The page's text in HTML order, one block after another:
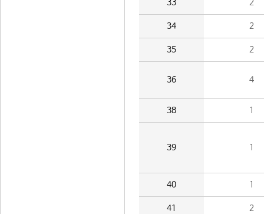
33 2
34 2
35 2
36 4
38 1
39 1
40 1
41 2